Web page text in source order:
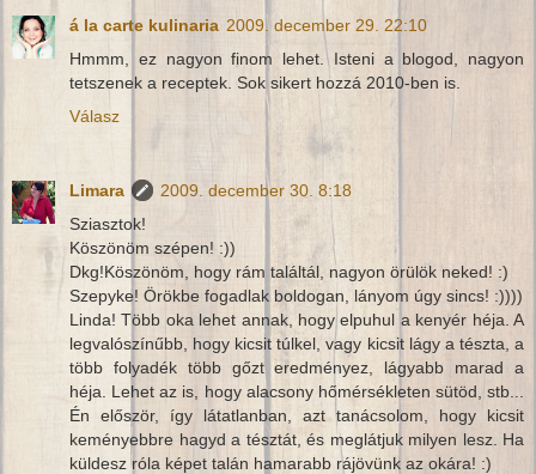
á la carte kulinaria 2009. december 29. 22:10
Hmmm, ez nagyon finom lehet. Isteni a blogod, nagyon
tetszenek a receptek. Sok sikert hozzá 2010-ben is.
Válasz
Limara
2009. december 30. 8:18
Sziasztok!
Köszönöm szépen! :))
Dkg!Köszönöm, hogy rám találtál, nagyon örülök neked! :)
Szepyke! Örökbe fogadlak boldogan, lányom úgy sincs! :))))
Linda! Több oka lehet annak, hogy elpuhul a kenyér héja. A
legvalószínűbb, hogy kicsit túlkel, vagy kicsit lágy a tészta, a
több folyadék több gőzt eredményez, lágyabb marad a
héja. Lehet az is, hogy alacsony hőmérsékleten sütöd, stb...
Én először, így látatlanban, azt tanácsolom, hogy kicsit
keményebbre hagyd a tésztát, és meglátjuk milyen lesz. Ha
küldesz róla képet talán hamarabb rájövünk az okára! :)